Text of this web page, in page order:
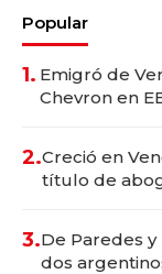
Popular
1. Emigró de
Chevron en
2.Creció en
título de
3.De Paredes
dos